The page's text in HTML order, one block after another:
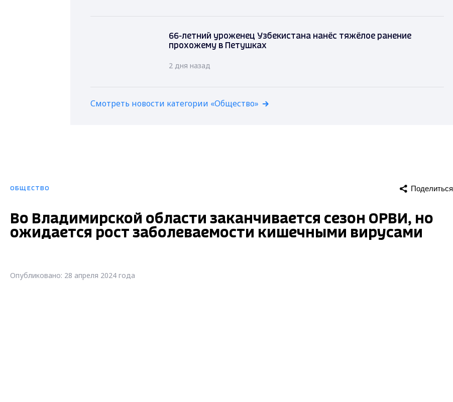
66-летний уроженец Узбекистана нанёс тяжёлое ранение
прохожему в Петушках
2 дня назад
Смотреть новости категории «Общество»
ОБЩЕСТВО Поделиться
Во Владимирской области заканчивается сезон ОРВИ, но
ожидается рост заболеваемости кишечными вирусами
Опубликовано: 28 апреля 2024 года